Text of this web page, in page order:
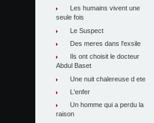
Les humains vivent une
seule fois
Le Suspect
Des meres dans l'exsile
Ils ont choisit le docteur
Abdul Baset
Une nuit chalereuse d ete
L'enfer
Un homme qui a perdu la
raison